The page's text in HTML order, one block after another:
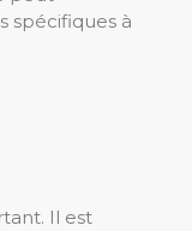
spécifiques à
Il est